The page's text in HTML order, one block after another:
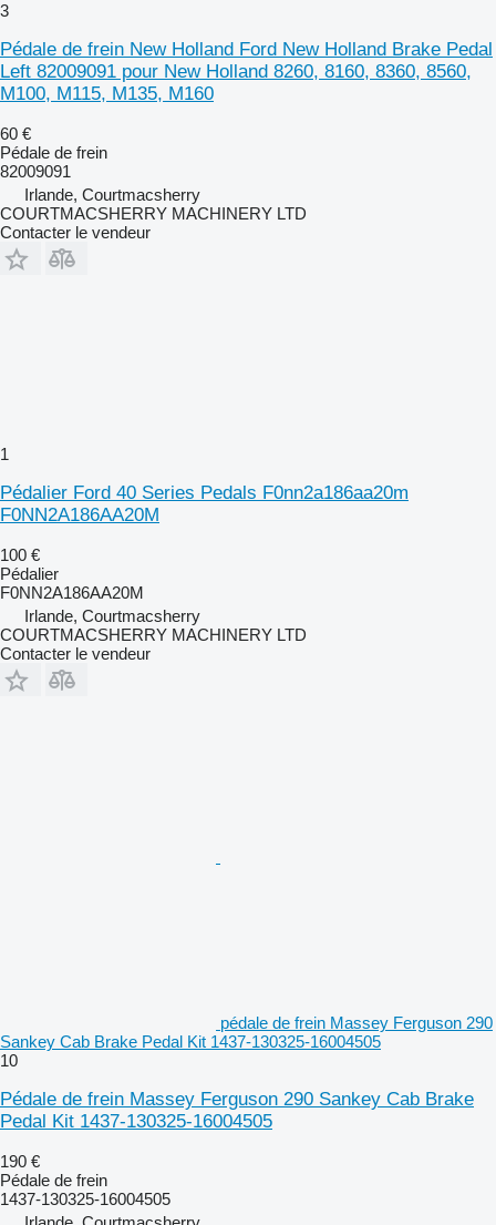
3
Pédale de frein New Holland Ford New Holland Brake Pedal
Left 82009091 pour New Holland 8260, 8160, 8360, 8560,
M100, M115, M135, M160
60 €
Pédale de frein
82009091
Irlande, Courtmacsherry
COURTMACSHERRY MACHINERY LTD
Contacter le vendeur
1
Pédalier Ford 40 Series Pedals F0nn2a186aa20m
F0NN2A186AA20M
100 €
Pédalier
F0NN2A186AA20M
Irlande, Courtmacsherry
COURTMACSHERRY MACHINERY LTD
Contacter le vendeur
pédale de frein Massey Ferguson 290
Sankey Cab Brake Pedal Kit 1437-130325-16004505
10
Pédale de frein Massey Ferguson 290 Sankey Cab Brake
Pedal Kit 1437-130325-16004505
190 €
Pédale de frein
1437-130325-16004505